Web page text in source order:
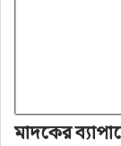
মাদকের